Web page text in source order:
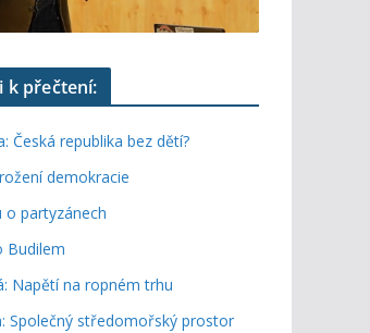
k přečtení:
Česká republika bez dětí?
demokracie
o partyzánech
Budilem
Napětí na ropném trhu
Společný středomořský prostor